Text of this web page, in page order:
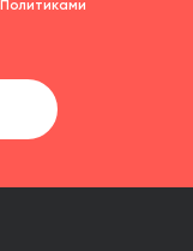
Политиками